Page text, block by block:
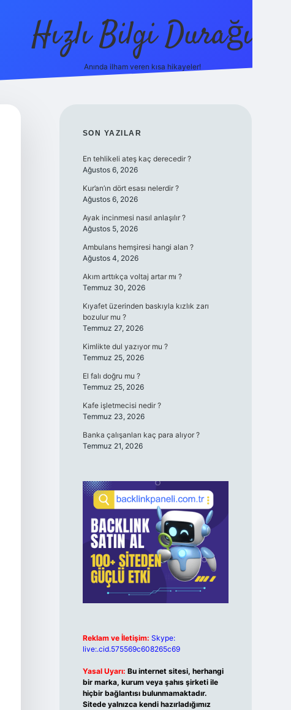
Hızlı Bilgi Durağı
Anında ilham veren kısa hikayeler!
SIDEBAR
SON YAZILAR
En tehlikeli ateş kaç derecedir ?
Ağustos 6, 2026
Kur’an’ın dört esası nelerdir ?
Ağustos 6, 2026
Ayak incinmesi nasıl anlaşılır ?
Ağustos 5, 2026
Ambulans hemşiresi hangi alan ?
Ağustos 4, 2026
Akım arttıkça voltaj artar mı ?
Temmuz 30, 2026
Kıyafet üzerinden baskıyla kızlık zarı
bozulur mu ?
Temmuz 27, 2026
Kimlikte dul yazıyor mu ?
Temmuz 25, 2026
El falı doğru mu ?
Temmuz 25, 2026
Kafe işletmecisi nedir ?
Temmuz 23, 2026
Banka çalışanları kaç para alıyor ?
Temmuz 21, 2026
Reklam ve İletişim: Skype:
live:.cid.575569c608265c69
Yasal Uyarı: Bu internet sitesi, herhangi
bir marka, kurum veya şahıs şirketi ile
hiçbir bağlantısı bulunmamaktadır.
Sitede yalnızca kendi hazırladığımız